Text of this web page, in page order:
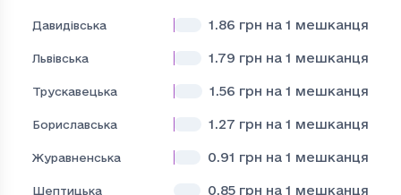
Давидівська 1.86 грн на 1 мешканця
Львівська 1.79 грн на 1 мешканця
Трускавецька 1.56 грн на 1 мешканця
Бориславська 1.27 грн на 1 мешканця
Журавненська 0.91 грн на 1 мешканця
Шептицька 0.85 грн на 1 мешканця